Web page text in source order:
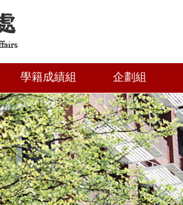
學籍成績組 企劃組